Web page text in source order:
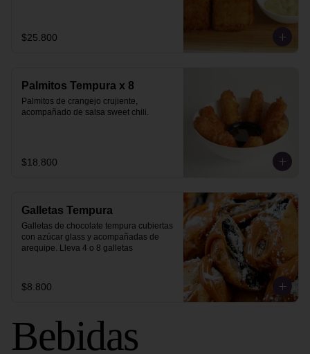
$25.800
Palmitos Tempura x 8
Palmitos de crangejo crujiente,
acompañado de salsa sweet chili.
$18.800
Galletas Tempura
Galletas de chocolate tempura cubiertas
con azúcar glass y acompañadas de
arequipe. Lleva 4 o 8 galletas
$8.800
Bebidas